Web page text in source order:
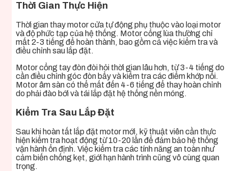
Thời Gian Thực Hiện
Thời gian thay motor cửa tự động phụ thuộc vào loại motor
và độ phức tạp của hệ thống. Motor cổng lùa thường chỉ
mất 2-3 tiếng để hoàn thành, bao gồm cả việc kiểm tra và
điều chỉnh sau lắp đặt.
Motor cổng tay đòn đòi hỏi thời gian lâu hơn, từ 3-4 tiếng do
cần điều chỉnh góc đòn bẩy và kiểm tra các điểm khớp nối.
Motor âm sàn có thể mất đến 4-6 tiếng để thay hoàn chỉnh
do phải đào bới và tái lắp đặt hệ thống nền móng.
Kiểm Tra Sau Lắp Đặt
Sau khi hoàn tất lắp đặt motor mới, kỹ thuật viên cần thực
hiện kiểm tra hoạt động từ 10-20 lần để đảm bảo hệ thống
vận hành ổn định. Việc kiểm tra các tính năng an toàn như
cảm biến chống kẹt, giới hạn hành trình cũng vô cùng quan
trọng.